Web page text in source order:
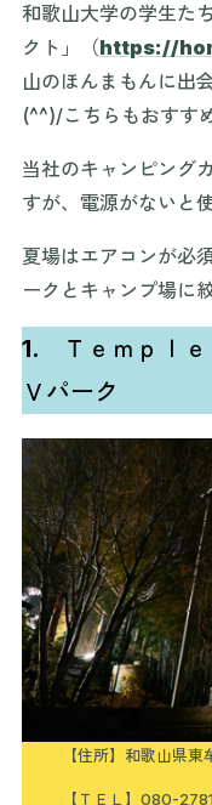
和歌山大学の学生た
クト」（https://
山のほんまもんに出
(^^)/こちらもおすす
当社のキャンピング
すが、電源がないと
夏場はエアコンが必
ークとキャンプ場に
1.
Ｔｅｍｐｌ
Ｖパーク
【住所】和歌山県
【ＴＥＬ】080-